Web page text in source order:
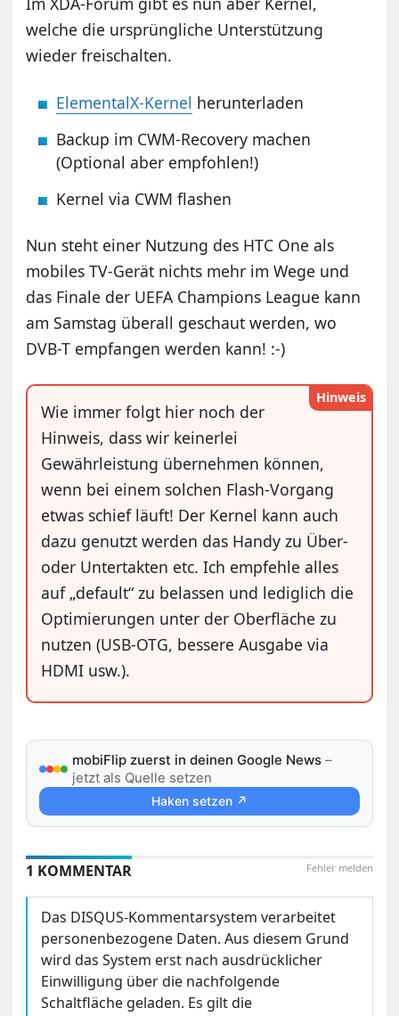
welche die ursprüngliche Unterstützung
wieder freischalten.
ElementalX-Kernel herunterladen
Backup im CWM-Recovery machen
(Optional aber empfohlen!)
Kernel via CWM flashen
Nun steht einer Nutzung des HTC One als
mobiles TV-Gerät nichts mehr im Wege und
das Finale der UEFA Champions League kann
am Samstag überall geschaut werden, wo
DVB-T empfangen werden kann! :-)
Hinweis
Wie immer folgt hier noch der
Hinweis, dass wir keinerlei
Gewährleistung übernehmen können,
wenn bei einem solchen Flash-Vorgang
etwas schief läuft! Der Kernel kann auch
dazu genutzt werden das Handy zu Über-
oder Untertakten etc. Ich empfehle alles
auf „default“ zu belassen und lediglich die
Optimierungen unter der Oberfläche zu
nutzen (USB-OTG, bessere Ausgabe via
HDMI usw.).
mobiFlip zuerst in deinen Google News –
jetzt als Quelle setzen
Haken setzen ↗
Fehler melden
1 KOMMENTAR
Das DISQUS-Kommentarsystem verarbeitet
personenbezogene Daten. Aus diesem Grund
wird das System erst nach ausdrücklicher
Einwilligung über die nachfolgende
Schaltfläche geladen. Es gilt die